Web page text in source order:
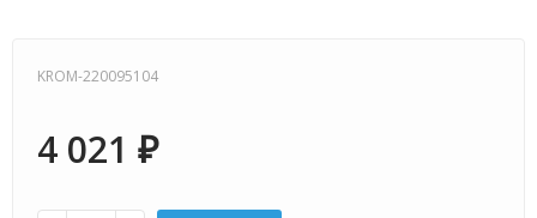
KROM-220095104
4 021 ₽